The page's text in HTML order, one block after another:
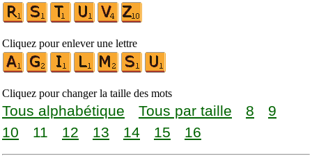
Cliquez pour enlever une lettre
Cliquez pour changer la taille des mots
Tous alphabétique Tous par taille 8
9
10
11 12 13 14 15 16